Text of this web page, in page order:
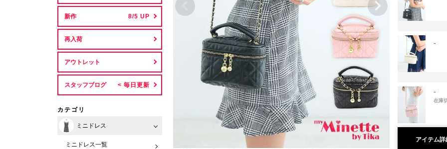
新作
再入荷
アウトレット
スタッフブログ
カテゴリ
ミニドレス
ミニドレス一覧
-
-
在庫
アイテム詳